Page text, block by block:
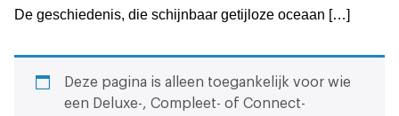
De geschiedenis, die schijnbaar getijloze oceaan […]
Deze pagina is alleen toegankelijk voor wie
een Deluxe-, Compleet- of Connect-